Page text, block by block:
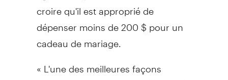
croire qu'il est approprié de
dépenser moins de 200 $ pour un
cadeau de mariage.
« L'une des meilleures façons